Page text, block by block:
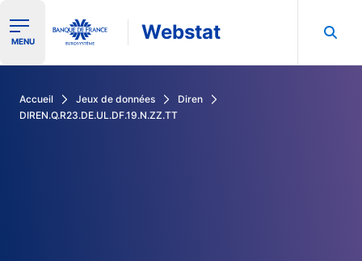
Ouvrir le menu de navigation
MENU Webstat
Accueil Jeux de données
Diren
DIREN.Q.R23.DE.UL.DF.19.N.ZZ.TT